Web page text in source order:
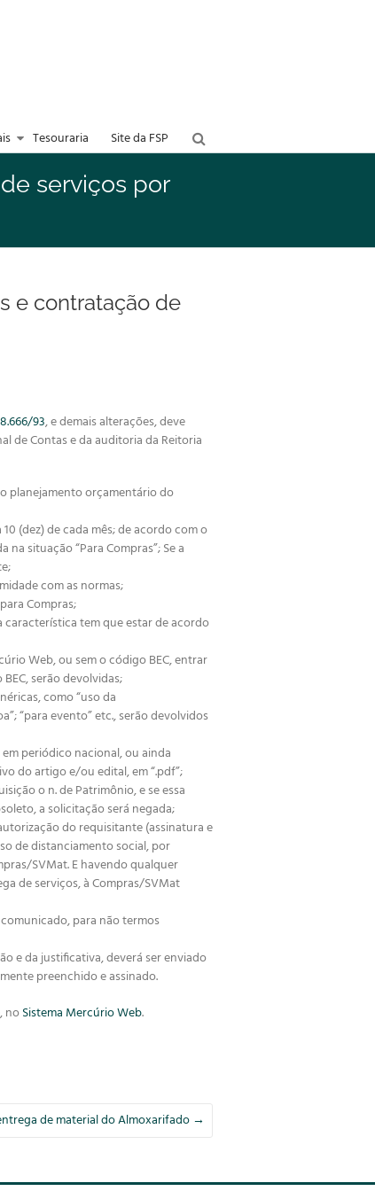
Tesouraria Site da FSP
serviços por
e contratação de
93, e demais alterações, deve
de Contas e da auditoria da Reitoria
planejamento orçamentário do
(dez) de cada mês; de acordo com o
situação “Para Compras”; Se a
com as normas;
Compras;
característica tem que estar de acordo
Web, ou sem o código BEC, entrar
serão devolvidas;
como “uso da
“para evento” etc., serão devolvidos
periódico nacional, ou ainda
do artigo e/ou edital, em “.pdf”;
o n. de Patrimônio, e se essa
a solicitação será negada;
do requisitante (assinatura e
de distanciamento social, por
SVMat. E havendo qualquer
de serviços, à Compras/SVMat
para não termos
e da justificativa, deverá ser enviado
preenchido e assinado.
noSistema Mercúrio Web.
de material do Almoxarifado →